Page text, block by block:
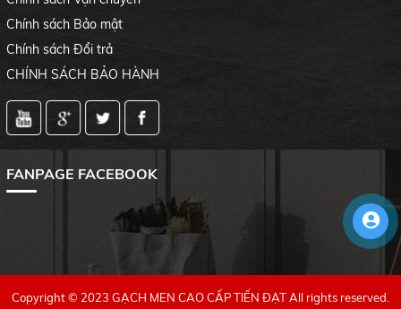
Chính sách Bảo mật
Chính sách Đổi trả
CHÍNH SÁCH BẢO HÀNH
FANPAGE FACEBOOK
Copyright © 2023 GẠCH MEN CAO CẤP TIẾN ĐẠT All rights reserved.